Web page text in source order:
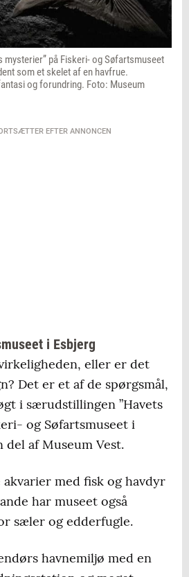
mysterier” på Fiskeri- og Søfartsmuseet
som et skelet af en havfrue.
og forundring. Foto: Museum
EFTER ANNONCEN
i Esbjerg
eller er det
Det er et af de spørgsmål,
i særudstillingen ”Havets
og Søfartsmuseet i
del af Museum Vest.
med fisk og havdyr
har museet også
sæler og edderfugle.
havnemiljø med en